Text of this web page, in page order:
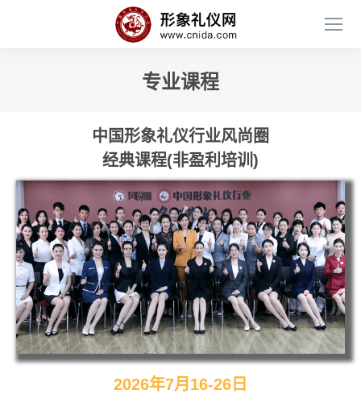
专业课程
中国形象礼仪行业风尚圈
经典课程(非盈利培训)
2026年7月16-26日